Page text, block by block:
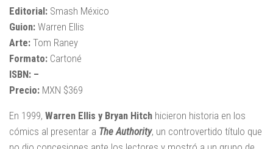
Editorial: Smash México
Guion: Warren Ellis
Arte: Tom Raney
Formato: Cartoné
ISBN: –
Precio: MXN $369
En 1999, Warren Ellis y Bryan Hitch hicieron historia en los
cómics al presentar a The Authority, un controvertido título que